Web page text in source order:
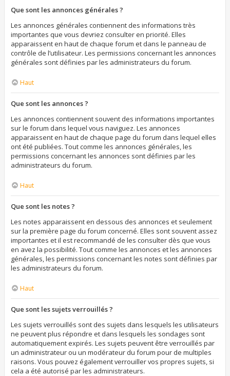
Que sont les annonces générales ?
Les annonces générales contiennent des informations très
importantes que vous devriez consulter en priorité. Elles
apparaissent en haut de chaque forum et dans le panneau de
contrôle de l’utilisateur. Les permissions concernant les annonces
générales sont définies par les administrateurs du forum.
Haut
Que sont les annonces ?
Les annonces contiennent souvent des informations importantes
sur le forum dans lequel vous naviguez. Les annonces
apparaissent en haut de chaque page du forum dans lequel elles
ont été publiées. Tout comme les annonces générales, les
permissions concernant les annonces sont définies par les
administrateurs du forum.
Haut
Que sont les notes ?
Les notes apparaissent en dessous des annonces et seulement
sur la première page du forum concerné. Elles sont souvent assez
importantes et il est recommandé de les consulter dès que vous
en avez la possibilité. Tout comme les annonces et les annonces
générales, les permissions concernant les notes sont définies par
les administrateurs du forum.
Haut
Que sont les sujets verrouillés ?
Les sujets verrouillés sont des sujets dans lesquels les utilisateurs
ne peuvent plus répondre et dans lesquels les sondages sont
automatiquement expirés. Les sujets peuvent être verrouillés par
un administrateur ou un modérateur du forum pour de multiples
raisons. Vous pouvez également verrouiller vos propres sujets, si
cela a été autorisé par les administrateurs.